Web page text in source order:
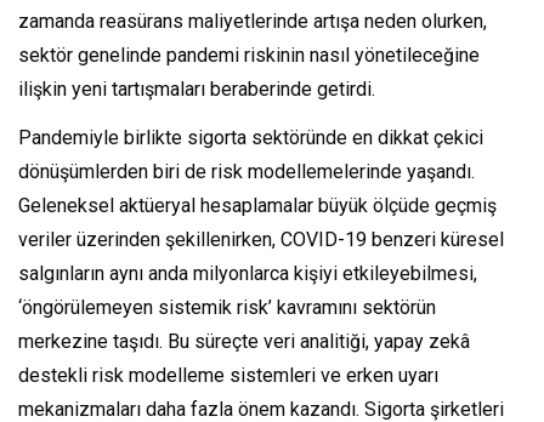
zamanda reasürans maliyetlerinde artışa neden olurken,
sektör genelinde pandemi riskinin nasıl yönetileceğine
ilişkin yeni tartışmaları beraberinde getirdi.
Pandemiyle birlikte sigorta sektöründe en dikkat çekici
dönüşümlerden biri de risk modellemelerinde yaşandı.
Geleneksel aktüeryal hesaplamalar büyük ölçüde geçmiş
veriler üzerinden şekillenirken, COVID-19 benzeri küresel
salgınların aynı anda milyonlarca kişiyi etkileyebilmesi,
‘öngörülemeyen sistemik risk’ kavramını sektörün
merkezine taşıdı. Bu süreçte veri analitiği, yapay zekâ
destekli risk modelleme sistemleri ve erken uyarı
mekanizmaları daha fazla önem kazandı. Sigorta şirketleri